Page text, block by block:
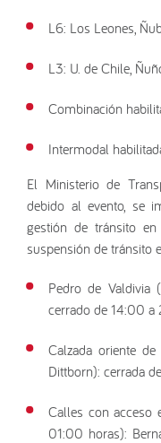
L6: Los Leones,
L3: U. de Chile,
Combinación
Intermodal
El Ministerio de
debido al evento, se
gestión de tránsito
suspensión de tránsito
Pedro de Valdivia
cerrado de 14:00 a
Calzada oriente
Dittborn): cerrada
Calles con acceso
01:00 horas):